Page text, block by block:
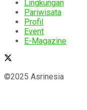
Lingkungan
Pariwisata
Profil
Event
E-Magazine
©2025 Asrinesia